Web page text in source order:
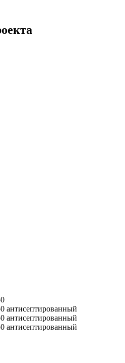
антисептированный
антисептированный
антисептированный